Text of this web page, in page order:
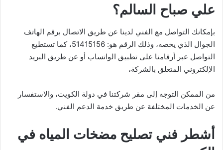
علي صباح السالم؟
بإمكانك التواصل مع الفني لدينا عن طريق الاتصال برقم الهاتف
الجوال الذي يخصه، وذلك الرقم هو: 51415156، كما تستطيع
التواصل عبر أرقامنا على تطبيق الواتساب أو عن طريق البريد
الإلكتروني المتعلق بالشركة،
من الممكن التوجه إلى مقر شركتنا في دولة الكويت، والاستفسار
عن الخدمات المختلفة عن طريق خدمة الدعم الفني.
أشطر فني تصليح مضخات المياه في